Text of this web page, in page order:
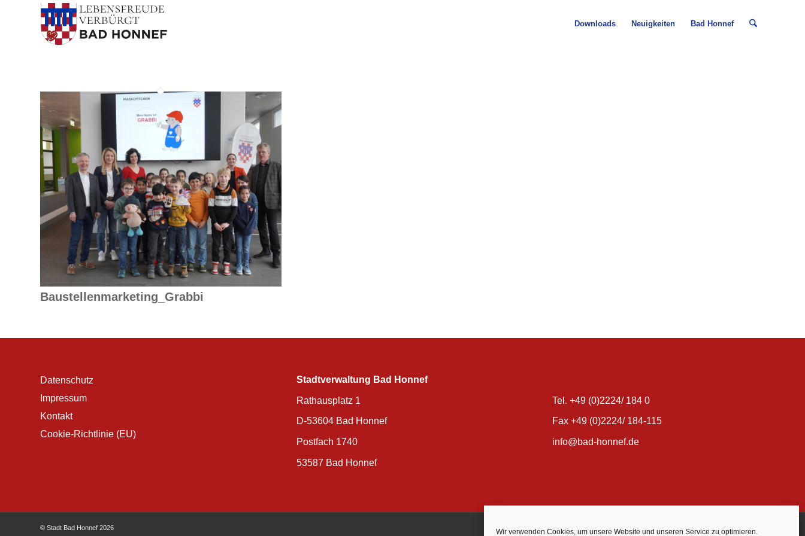
Wir verwenden Cookies, um unsere Website und unseren Service zu optimieren.
Downloads Neuigkeiten Bad Honnef
Baustellenmarketing_Grabbi
Datenschutz
Impressum
Kontakt
Cookie-Richtlinie (EU)
Stadtverwaltung Bad Honnef
Rathausplatz 1
D-53604 Bad Honnef
Postfach 1740
53587 Bad Honnef
Tel. +49 (0)2224/ 184 0
Fax +49 (0)2224/ 184-115
info@bad-honnef.de
© Stadt Bad Honnef 2026 Impressum Kontakt Cookie-Richtlinie (EU)